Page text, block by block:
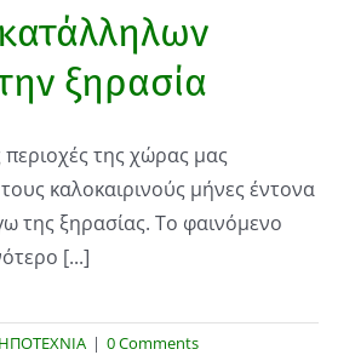
ξηρασία
περιοχές της χώρας μας
καλοκαιρινούς μήνες έντονα
της ξηρασίας. Το φαινόμενο
[...]
| 0 Comments